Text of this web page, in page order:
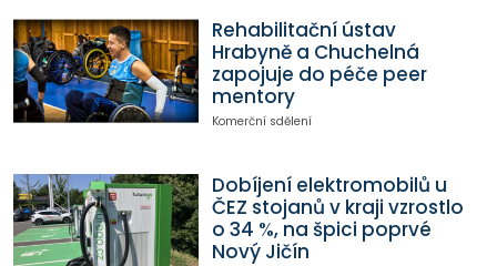
Rehabilitační ústav
Hrabyně a Chuchelná
zapojuje do péče peer
mentory
Komerční sdělení
Dobíjení elektromobilů u
ČEZ stojanů v kraji vzrostlo
o 34 %, na špici poprvé
Nový Jičín